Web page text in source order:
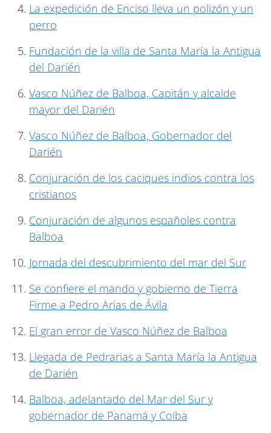
La expedición de Enciso lleva un polizón y un
perro
Fundación de la villa de Santa María la Antigua
del Darién
Vasco Núñez de Balboa, Capitán y alcalde
mayor del Darién
Vasco Núñez de Balboa, Gobernador del
Darién
Conjuración de los caciques indios contra los
cristianos
Conjuración de algunos españoles contra
Balboa
Jornada del descubrimiento del mar del Sur
Se confiere el mando y gobierno de Tierra
Firme a Pedro Arias de Ávila
El gran error de Vasco Núñez de Balboa
Llegada de Pedrarias a Santa María la Antigua
de Darién
Balboa, adelantado del Mar del Sur y
gobernador de Panamá y Coiba